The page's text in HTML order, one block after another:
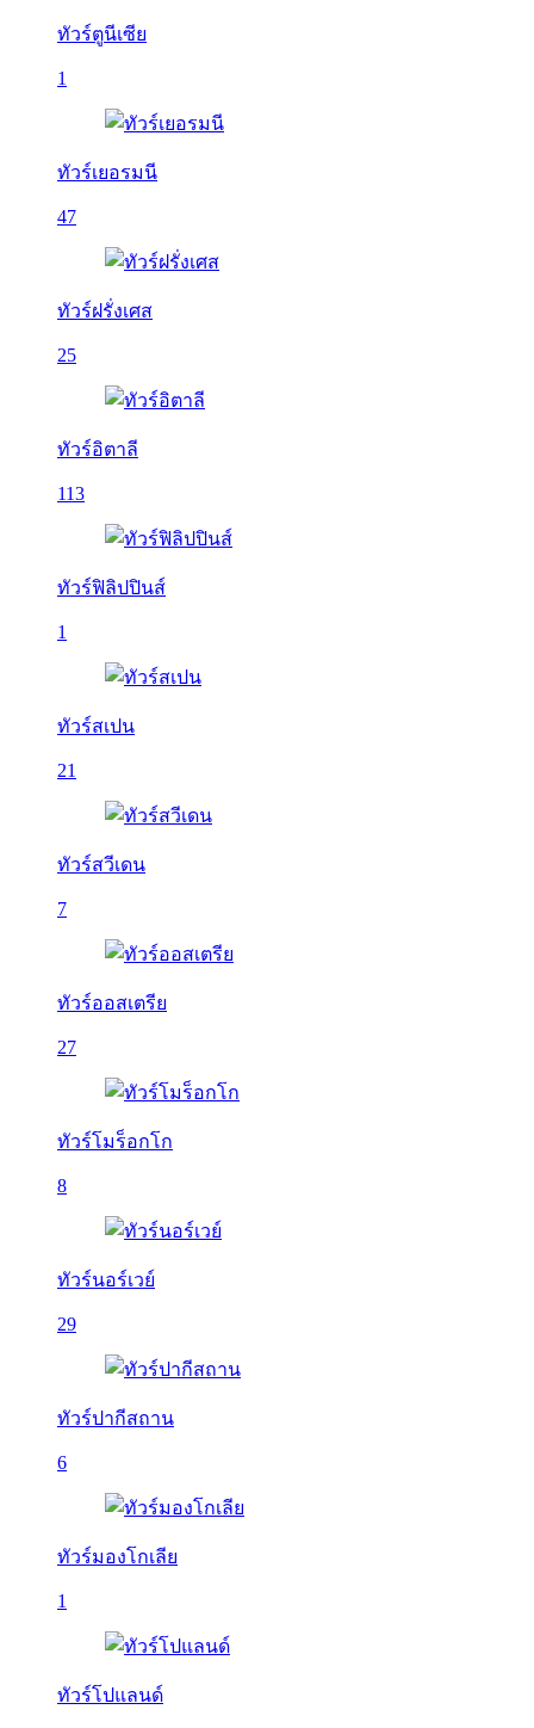
ทัวร์ตูนีเซีย
1
ทัวร์เยอรมนี
47
ทัวร์ฝรั่งเศส
25
ทัวร์อิตาลี
113
ทัวร์ฟิลิปปินส์
1
ทัวร์สเปน
21
ทัวร์สวีเดน
7
ทัวร์ออสเตรีย
27
ทัวร์โมร็อกโก
8
ทัวร์นอร์เวย์
29
ทัวร์ปากีสถาน
6
ทัวร์มองโกเลีย
1
ทัวร์โปแลนด์